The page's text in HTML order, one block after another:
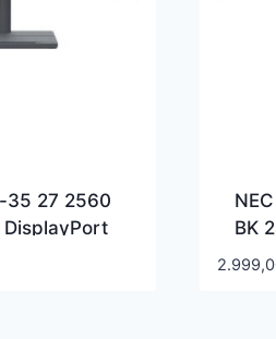
35 27 2560
DisplayPort
BK